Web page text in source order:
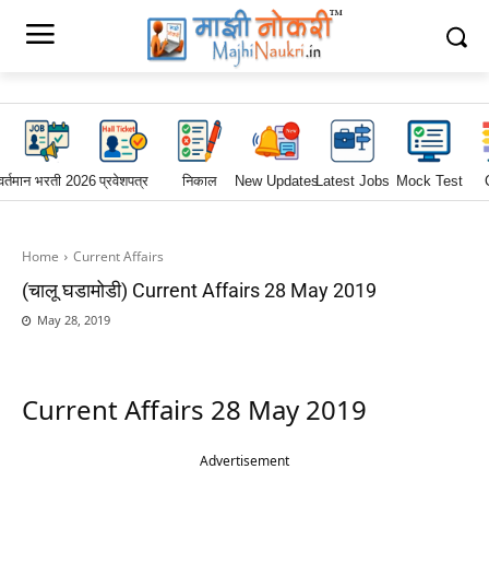
भरती 2026प्रवेशपत्र निकाल New UpdatesLatest Jobs Mock Test
Home Current Affairs
(चालू घडामोडी) Current Affairs 28 May 2019
May 28, 2019
Current Affairs 28 May 2019
Advertisement